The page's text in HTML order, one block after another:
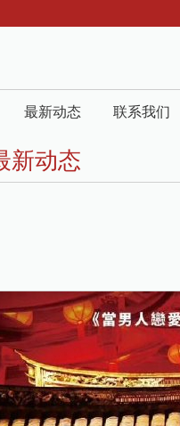
最新动态 联系我们
新动态